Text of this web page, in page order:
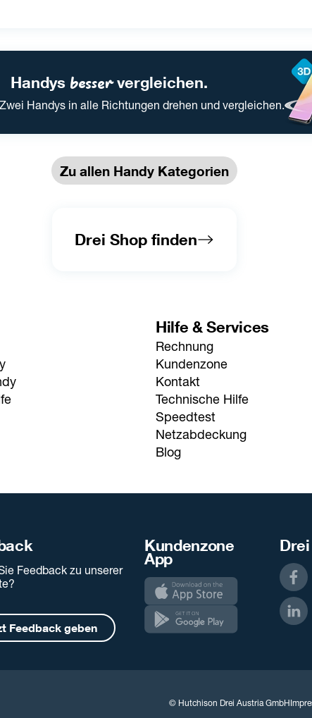
Handys besser vergleichen.
Handys in alle Richtungen drehen und vergleichen.
Zu allen Handy Kategorien
Drei Shop finden
Hilfe & Services
Rechnung
Kundenzone
Kontakt
Technische Hilfe
Speedtest
Netzabdeckung
Blog
Feedback zu unserer
Feedback geben
Kundenzone
App
© Hutchison Drei Austria GmbH